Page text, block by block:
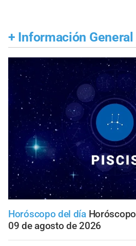
+ Información General
Horóscopo del día
09 de agosto de 2026